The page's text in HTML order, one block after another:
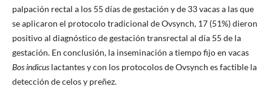
palpación rectal a los 55 días de gestación y de 33 vacas a las que
se aplicaron el protocolo tradicional de Ovsynch, 17 (51%) dieron
positivo al diagnóstico de gestación transrectal al día 55 de la
gestación. En conclusión, la inseminación a tiempo fijo en vacas
Bos indicuslactantes y con los protocolos de Ovsynch es factible la
detección de celos y preñez.